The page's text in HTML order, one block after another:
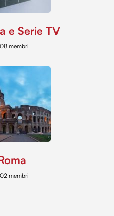
e Serie TV
membri
membri